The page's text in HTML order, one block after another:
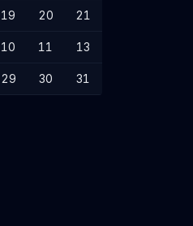
19 20 21
10 11 13
29 30 31